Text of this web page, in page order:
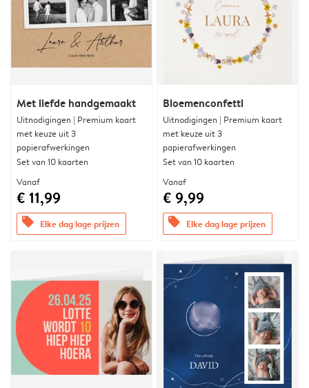
Met liefde handgemaakt
Uitnodigingen | Premium kaart
met keuze uit 3
papierafwerkingen
Set van 10 kaarten
Vanaf
€ 11,99
offers Elke dag lage prijzen
Bloemenconfetti
Uitnodigingen | Premium kaart
met keuze uit 3
papierafwerkingen
Set van 10 kaarten
Vanaf
€ 9,99
offers Elke dag lage prijzen